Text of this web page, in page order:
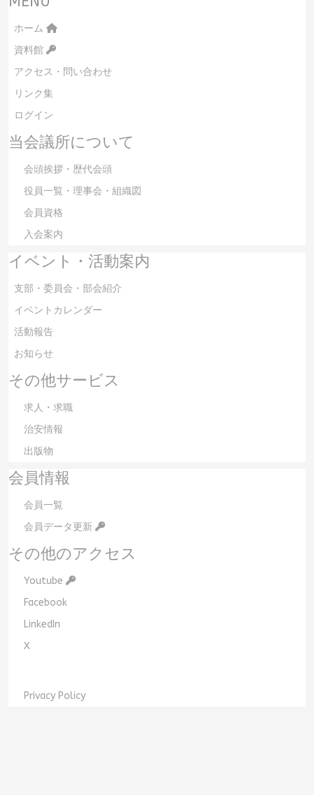
ホーム
資料館
アクセス・問い合わせ
リンク集
ログイン
当会議所について
会頭挨拶・歴代会頭
役員一覧・理事会・組織図
会員資格
入会案内
イベント・活動案内
支部・委員会・部会紹介
イベントカレンダー
活動報告
お知らせ
その他サービス
求人・求職
治安情報
出版物
会員情報
会員一覧
会員データ更新
その他のアクセス
Youtube
Facebook
LinkedIn
X
Privacy Policy